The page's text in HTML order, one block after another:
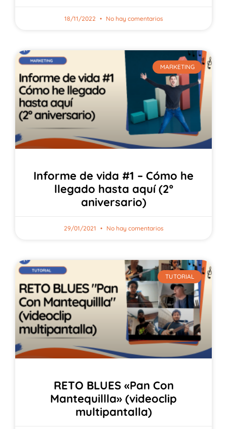
18/11/2022 No hay comentarios
MARKETING
Informe de vida #1 – Cómo he
llegado hasta aquí (2º
aniversario)
29/01/2021 No hay comentarios
TUTORIAL
RETO BLUES «Pan Con
Mantequillla» (videoclip
multipantalla)